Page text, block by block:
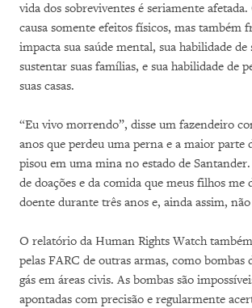
vida dos sobreviventes é seriamente
causa somente efeitos físicos, mas também
impacta sua saúde mental, sua habilidade de
sustentar suas famílias, e sua habilidade de
suas casas.
“Eu vivo morrendo”, disse um fazendeiro
anos que perdeu uma perna e a maior parte
pisou em uma mina no estado de
de doações e da comida que meus filhos me
doente durante três anos e, ainda assim,
O relatório da Human Rights Watch
pelas FARC de outras armas, como bombas
gás em áreas civis. As bombas são
apontadas com precisão e regularmente